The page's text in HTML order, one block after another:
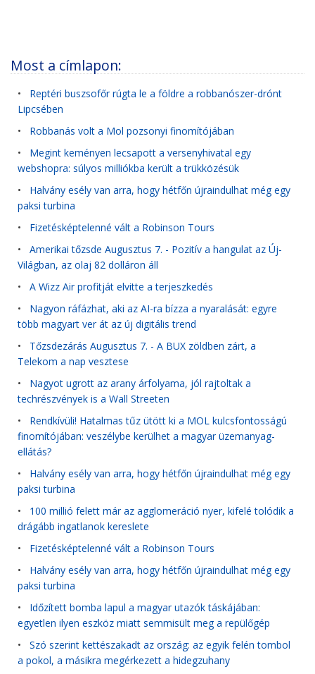
Most a címlapon:
• Reptéri buszsofőr rúgta le a földre a robbanószer-drónt
Lipcsében
• Robbanás volt a Mol pozsonyi finomítójában
• Megint keményen lecsapott a versenyhivatal egy
webshopra: súlyos milliókba került a trükközésük
• Halvány esély van arra, hogy hétfőn újraindulhat még egy
paksi turbina
• Fizetésképtelenné vált a Robinson Tours
• Amerikai tőzsde Augusztus 7. - Pozitív a hangulat az Új-
Világban, az olaj 82 dolláron áll
• A Wizz Air profitját elvitte a terjeszkedés
• Nagyon ráfázhat, aki az AI-ra bízza a nyaralását: egyre
több magyart ver át az új digitális trend
• Tőzsdezárás Augusztus 7. - A BUX zöldben zárt, a
Telekom a nap vesztese
• Nagyot ugrott az arany árfolyama, jól rajtoltak a
techrészvények is a Wall Streeten
• Rendkívüli! Hatalmas tűz ütött ki a MOL kulcsfontosságú
finomítójában: veszélybe kerülhet a magyar üzemanyag-
ellátás?
• Halvány esély van arra, hogy hétfőn újraindulhat még egy
paksi turbina
• 100 millió felett már az agglomeráció nyer, kifelé tolódik a
drágább ingatlanok kereslete
• Fizetésképtelenné vált a Robinson Tours
• Halvány esély van arra, hogy hétfőn újraindulhat még egy
paksi turbina
• Időzített bomba lapul a magyar utazók táskájában:
egyetlen ilyen eszköz miatt semmisült meg a repülőgép
• Szó szerint kettészakadt az ország: az egyik felén tombol
a pokol, a másikra megérkezett a hidegzuhany